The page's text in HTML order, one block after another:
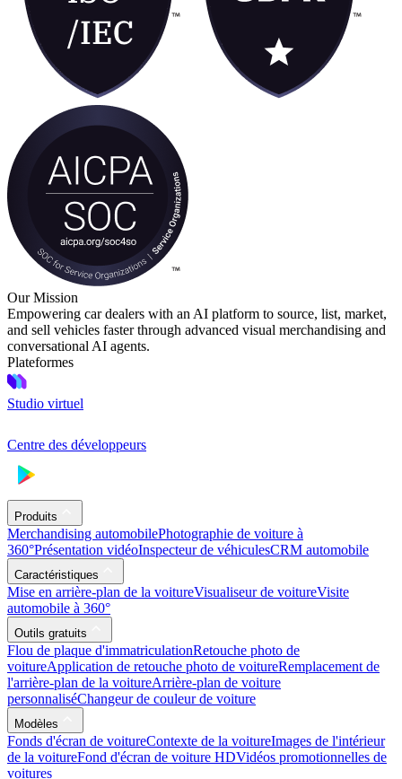
Our Mission
Empowering car dealers with an AI platform to source, list, market,
and sell vehicles faster through advanced visual merchandising and
conversational AI agents.
Plateformes
Studio virtuel
Centre des développeurs
Produits
Merchandising automobilePhotographie de voiture à
360°Présentation vidéoInspecteur de véhiculesCRM automobile
Caractéristiques
Mise en arrière-plan de la voitureVisualiseur de voitureVisite
automobile à 360°
Outils gratuits
Flou de plaque d'immatriculationRetouche photo de
voitureApplication de retouche photo de voitureRemplacement de
l'arrière-plan de la voitureArrière-plan de voiture
personnaliséChangeur de couleur de voiture
Modèles
Fonds d'écran de voitureContexte de la voitureImages de l'intérieur
de la voitureFond d'écran de voiture HDVidéos promotionnelles de
voitures